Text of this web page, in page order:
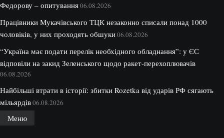
Федорову – опитування06.08.2026
Працівники Мукачівського ТЦК незаконно списали понад 1000
чоловіків, у них проходять обшуки06.08.2026
“Україна має подати перелік необхідного обладнання”: у ЄС
відповіли на закид Зеленського щодо ракет-перехоплювачів
06.08.2026
Найбільші втрати в історії: збитки Rozetka від ударів РФ сягають
мільярдів06.08.2026
Меню